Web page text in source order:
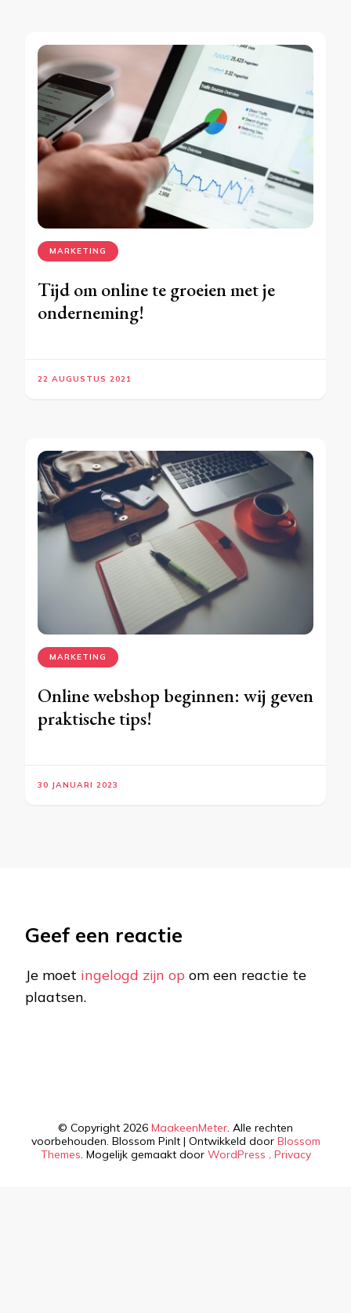
MARKETING
Tijd om online te groeien met je
onderneming!
22 AUGUSTUS 2021
MARKETING
Online webshop beginnen: wij geven
praktische tips!
30 JANUARI 2023
Geef een reactie
Je moet ingelogd zijn op om een reactie te
plaatsen.
© Copyright 2026 MaakeenMeter. Alle rechten
voorbehouden. Blossom PinIt | Ontwikkeld door Blossom
Themes. Mogelijk gemaakt door WordPress . Privacy